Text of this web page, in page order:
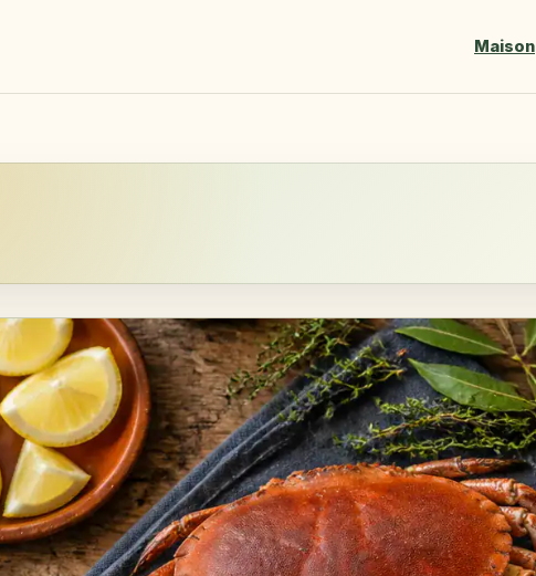
Maison